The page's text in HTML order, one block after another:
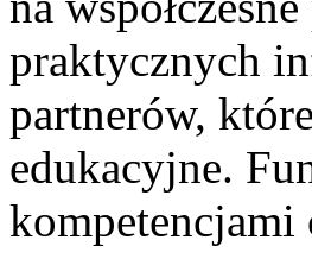
praktycznych
partnerów,
edukacyjne.